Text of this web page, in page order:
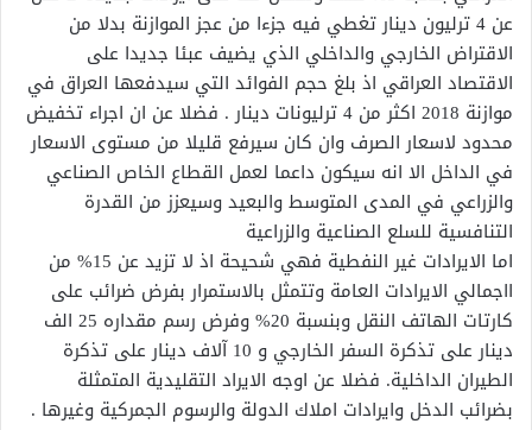
عن 4 ترليون دينار تغطي فيه جزءا من عجز الموازنة بدلا من
الاقتراض الخارجي والداخلي الذي يضيف عبئا جديدا على
الاقتصاد العراقي اذ بلغ حجم الفوائد التي سيدفعها العراق في
موازنة 2018 اكثر من 4 ترليونات دينار . فضلا عن ان اجراء تخفيض
محدود لاسعار الصرف وان كان سيرفع قليلا من مستوى الاسعار
في الداخل الا انه سيكون داعما لعمل القطاع الخاص الصناعي
والزراعي في المدى المتوسط والبعيد وسيعزز من القدرة
التنافسية للسلع الصناعية والزراعية
اما الايرادات غير النفطية فهي شحيحة اذ لا تزيد عن 15% من
ااجمالي الايرادات العامة وتتمثل بالاستمرار بفرض ضرائب على
كارتات الهاتف النقل وبنسبة 20% وفرض رسم مقداره 25 الف
دينار على تذكرة السفر الخارجي و 10 آلاف دينار على تذكرة
الطيران الداخلية. فضلا عن اوجه الايراد التقليدية المتمثلة
بضرائب الدخل وايرادات املاك الدولة والرسوم الجمركية وغيرها .